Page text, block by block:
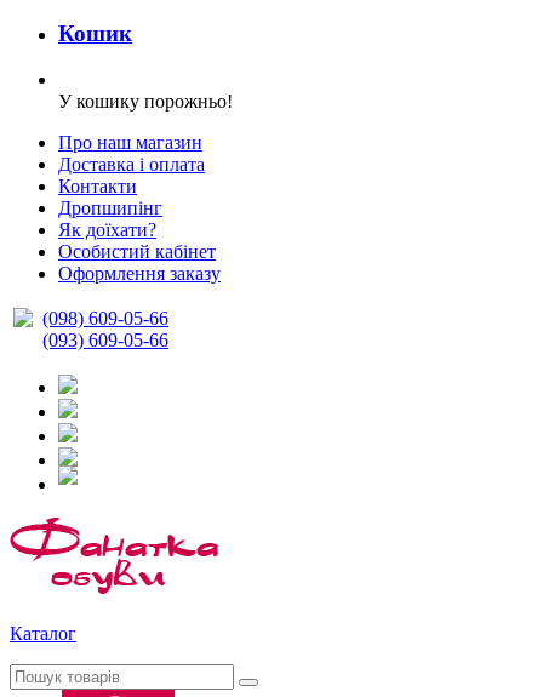
Кошик
У кошику порожньо!
Про наш магазин
Доставка і оплата
Контакти
Дропшипінг
Як доїхати?
Особистий кабінет
Оформлення заказу
(098) 609-05-66
(093) 609-05-66
Каталог